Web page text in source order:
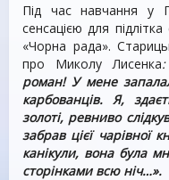
Під час навчання у
сенсацією для
«Чорна рада».
про Миколу Лисенка:
роман! У мене
карбованців. Я,
золоті, ревниво
забрав цієї чарівної
канікули, вона була
сторінками всю ніч…».